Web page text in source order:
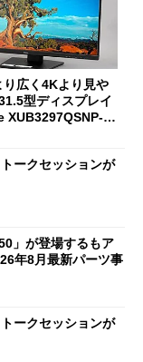
り広く4Kより見や
型ディスプレイ
XUB3297QSNP-B
ークセッションが
」が登場するもア
年8月最新パーツ事
ークセッションが